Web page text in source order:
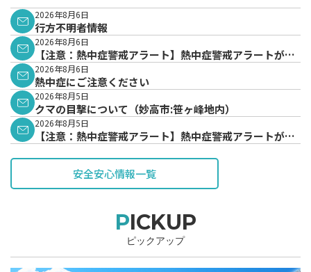
2026年8月6日
行方不明者情報
2026年8月6日
【注意：熱中症警戒アラート】熱中症警戒アラートが発
表されています。
2026年8月6日
熱中症にご注意ください
2026年8月5日
クマの目撃について（妙高市:笹ヶ峰地内）
2026年8月5日
【注意：熱中症警戒アラート】熱中症警戒アラートが発
安全安心情報一覧
PICKUP
ピックアップ